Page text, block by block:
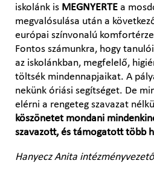
iskolánk is MEGNYERTE a
megvalósulása után a
európai színvonalú
Fontos számunkra, hogy
az iskolánkban, megfelelő,
töltsék mindennapjaikat. A
nekünk óriási segítséget. De
elérni a rengeteg szavazat
köszönetet mondani
szavazott, és támogatott több
Hanyecz Anita intézményvezető